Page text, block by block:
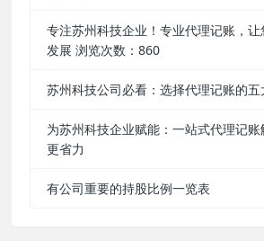
专注苏州科技企业！专业代理记账，
发展 浏览次数：860
苏州科技公司必看：选择代理记账的
为苏州科技企业赋能：一站式代理记
更省力
有公司重要的持股比例一览表